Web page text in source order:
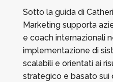
Sotto la guida di
Marketing supporta
e coach internazionali
implementazione di
scalabili e orientati ai
strategico e basato sui